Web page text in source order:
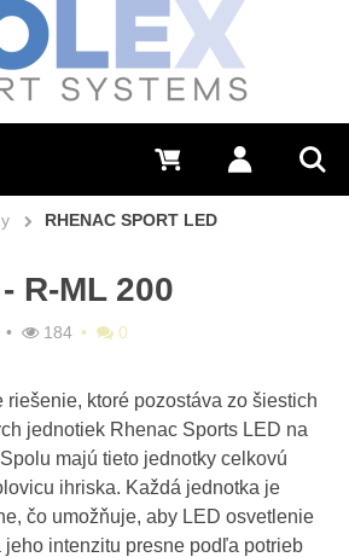
Prihlásiť sa
0 €
RHENAC SPORT LED
R-ML 200
184 0
riešenie, ktoré pozostáva zo šiestich
jednotiek Rhenac Sports LED na
majú tieto jednotky celkovú
ihriska. Každá jednotka je
čo umožňuje, aby LED osvetlenie
jeho intenzitu presne podľa potrieb